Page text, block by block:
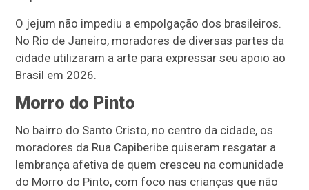
O jejum não impediu a empolgação dos brasileiros.
No Rio de Janeiro, moradores de diversas partes da
cidade utilizaram a arte para expressar seu apoio ao
Brasil em 2026.
Morro do Pinto
No bairro do Santo Cristo, no centro da cidade, os
moradores da Rua Capiberibe quiseram resgatar a
lembrança afetiva de quem cresceu na comunidade
do Morro do Pinto, com foco nas crianças que não